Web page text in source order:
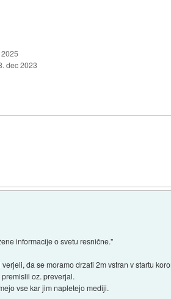
dec 2023
informacije o svetu resnične."
da se moramo drzati 2m vstran v startu
oz. preverjal.
vse kar jim napletejo mediji.